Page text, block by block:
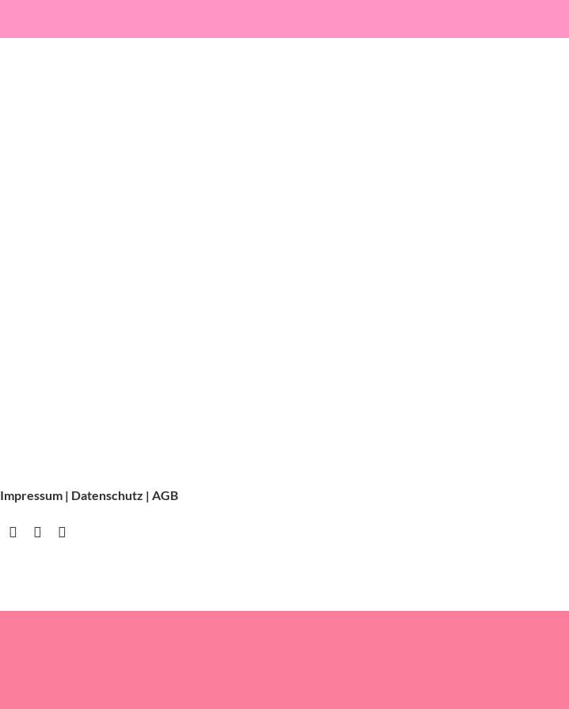
Impressum | Datenschutz | AGB
InstagramFacebook